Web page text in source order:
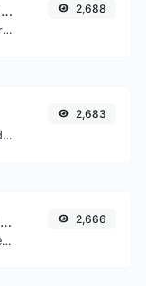
Formateur/embellisseur SQL
Formatez et embellissez votre code SQL en toute simplicité.
2,688
Extraire les URL http/https de tout type de contenu textuel.
2,683
Vérificateur de balises méta
Obtenez et vérifiez les balises méta de n'importe quel site web.
2,666